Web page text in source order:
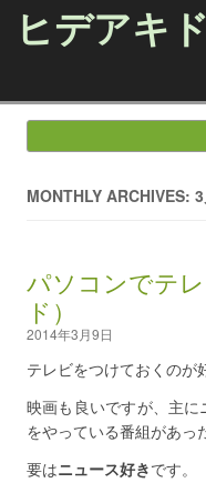
ヒデアキ
MONTHLY ARCHIVES:
パソコンでテ
ド）
2014年3月9日
テレビをつけておくのが
映画も良いですが、主
をやっている番組があっ
要はニュース好きです。